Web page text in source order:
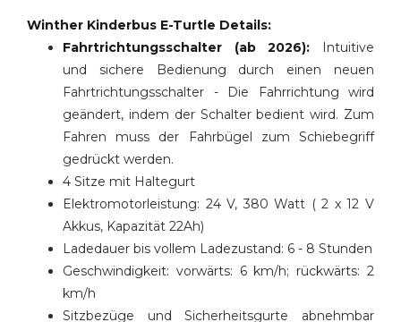
Winther Kinderbus E-Turtle Details:
Fahrtrichtungsschalter (ab 2026):
Intuitive
und sichere Bedienung durch einen neuen
Fahrtrichtungsschalter - Die Fahrrichtung wird
geändert, indem der Schalter bedient wird. Zum
Fahren muss der Fahrbügel zum Schiebegriff
gedrückt werden.
4 Sitze mit Haltegurt
Elektromotorleistung: 24 V, 380 Watt ( 2 x 12 V
Akkus, Kapazität 22Ah)
Ladedauer bis vollem Ladezustand: 6 - 8 Stunden
Geschwindigkeit: vorwärts: 6 km/h; rückwärts: 2
km/h
Sitzbezüge und Sicherheitsgurte abnehmbar